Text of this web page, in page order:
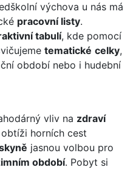
výchova u nás má
pracovní listy.
tabulí, kde pomocí
tematické celky,
období nebo i hudební
vliv na zdraví
horních cest
jasnou volbou pro
období. Pobyt si